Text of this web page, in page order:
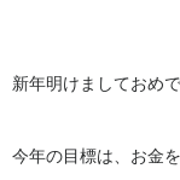
新年明けましておめ
今年の目標は、お金